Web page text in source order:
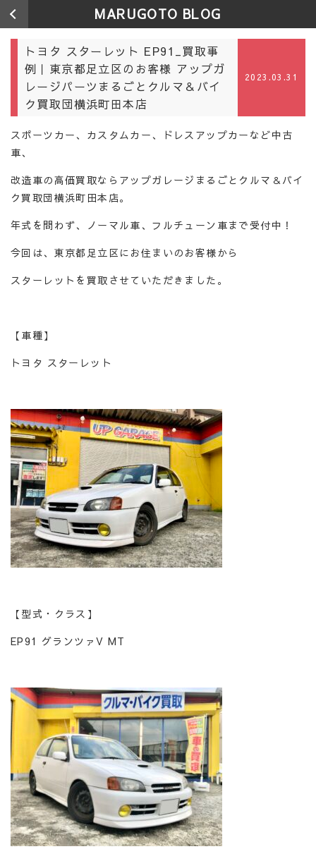
MARUGOTO BLOG
トヨタ スターレット EP91_買取事
例｜東京都足立区のお客様 アップガ
レージパーツまるごとクルマ＆バイ
ク買取団横浜町田本店
2023.03.31
スポーツカー、カスタムカー、ドレスアップカーなど中古
車、
改造車の高価買取ならアップガレージまるごとクルマ＆バイ
ク買取団横浜町田本店。
年式を問わず、ノーマル車、フルチューン車まで受付中！
今回は、東京都足立区にお住まいのお客様から
スターレットを買取させていただきました。
【車種】
トヨタ スターレット
【型式・クラス】
EP91 グランツァV MT